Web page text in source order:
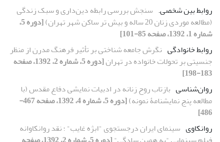
روابط بین شخصی. سنجش بررسی رابطه دین‌داری و سبک زندگی
(مطالعه موردی زنان 20 ساله و بیش تر ساکن شهر تهران)
[دوره 5،
شماره 1، 1392، صفحه 85-101]
روابط خانوادگی نگرش جامعه شناختی بر تأثیر فرهنگ مدرن از منظر
جنسیتی بر تحولات خانواده در تهران
[دوره 5، شماره 2، 1392، صفحه
183-198]
روان‌شناسی بازتاب روح زنانه در ادبیات نمایشی دفاع مقدس (با
مطالعه پنج نمایشنامۀ نمونه)
[دوره 5، شماره 4، 1392، صفحه 467-
486]
روانکاوی سینمای ایران درجستجوی "ابژه غایب" ؛ نقد روانکاوانه